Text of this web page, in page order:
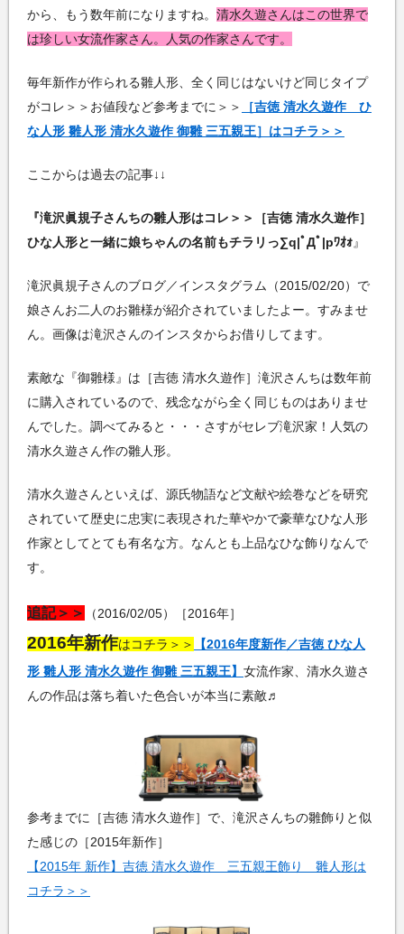
から、もう数年前になりますね。 清水久遊さんはこの世界で
は珍しい女流作家さん。人気の作家さんです。
毎年新作が作られる雛人形、全く同じはないけど同じタイプ
がコレ＞＞お値段など参考までに＞＞
［吉徳 清水久遊作 ひ
な人形 雛人形 清水久遊作 御雛 三五親王］はコチラ＞＞
ここからは過去の記事↓↓
『滝沢眞規子さんちの雛人形はコレ＞＞［吉徳 清水久遊作］
ひな人形と一緒に娘ちゃんの名前もチラリっ∑q|ﾟДﾟ|pﾜｵｫ』
滝沢眞規子さんのブログ／インスタグラム（2015/02/20）で
娘さんお二人のお雛様が紹介されていましたよー。すみませ
ん。画像は滝沢さんのインスタからお借りしてます。
素敵な『御雛様』は［吉徳 清水久遊作］滝沢さんちは数年前
に購入されているので、残念ながら全く同じものはありませ
んでした。調べてみると・・・さすがセレブ滝沢家！人気の
清水久遊さん作の雛人形。
清水久遊さんといえば、源氏物語など文献や絵巻などを研究
されていて歴史に忠実に表現された華やかで豪華なひな人形
作家としてとても有名な方。なんとも上品なひな飾りなんで
す。
追記＞＞ （2016/02/05）［2016年］
2016年新作はコチラ＞＞
【2016年度新作／吉徳 ひな人
形 雛人形 清水久遊作 御雛 三五親王】 女流作家、清水久遊さ
んの作品は落ち着いた色合いが本当に素敵♬
参考までに［吉徳 清水久遊作］で、滝沢さんちの雛飾りと似
た感じの［2015年新作］
【2015年 新作】吉徳 清水久遊作 三五親王飾り 雛人形は
コチラ＞＞